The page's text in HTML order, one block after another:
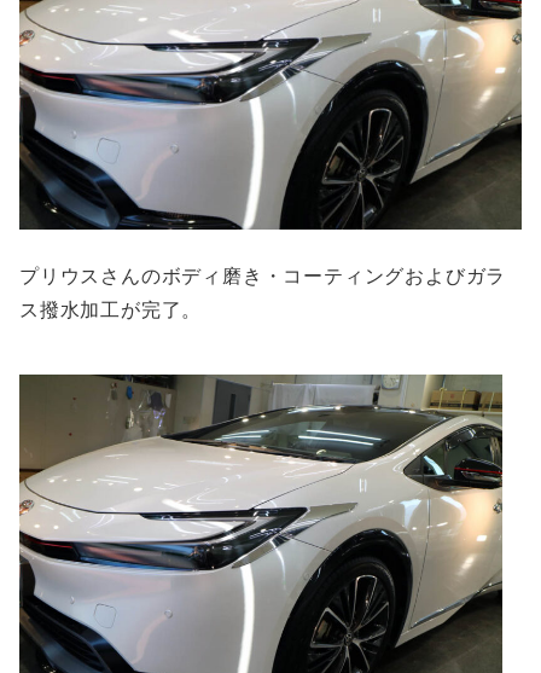
プリウスさんのボディ磨き・コーティングおよびガラ
ス撥水加工が完了。